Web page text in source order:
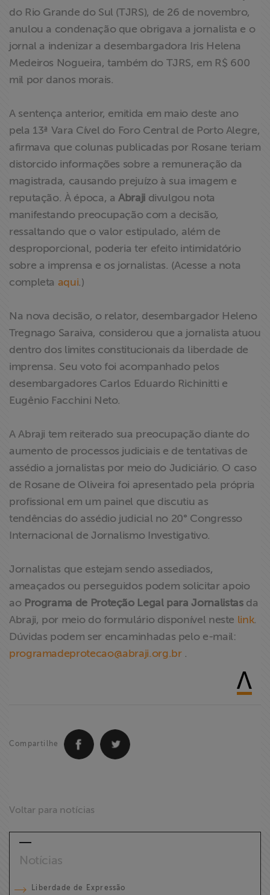
Doe para
>> Conteúdo
exclusivo para
Assine a nossa
newsletter
Fale Conosco
do Rio Grande do Sul (TJRS), de 26 de novembro,
anulou a condenação que obrigava a jornalista e o
jornal a indenizar a desembargadora Iris Helena
Medeiros Nogueira, também do TJRS, em R$ 600
mil por danos morais.
A sentença anterior, emitida em maio deste ano
pela 13ª Vara Cível do Foro Central de Porto Alegre,
afirmava que colunas publicadas por Rosane teriam
distorcido informações sobre a remuneração da
magistrada, causando prejuízo à sua imagem e
reputação. À época, aAbraji divulgou nota
manifestando preocupação com a decisão,
ressaltando que o valor estipulado, além de
desproporcional, poderia ter efeito intimidatório
sobre a imprensa e os jornalistas. (Acesse a nota
completa aqui.)
Na nova decisão, o relator, desembargador Heleno
Tregnago Saraiva, considerou que a jornalista atuou
dentro dos limites constitucionais da liberdade de
imprensa. Seu voto foi acompanhado pelos
desembargadores Carlos Eduardo Richinitti e
Eugênio Facchini Neto.
A Abraji tem reiterado sua preocupação diante do
aumento de processos judiciais e de tentativas de
assédio a jornalistas por meio do Judiciário. O caso
de Rosane de Oliveira foi apresentado pela própria
profissional em um painel que discutiu as
tendências do assédio judicial no 20° Congresso
Internacional de Jornalismo Investigativo.
Jornalistas que estejam sendo assediados,
ameaçados ou perseguidos podem solicitar apoio
ao Programa de Proteção Legal para Jornalistasda
Abraji, por meio do formulário disponível neste link.
Dúvidas podem ser encaminhadas pelo e-mail:
programadeprotecao@abraji.org.br.
Compartilhe
Voltar para notícias
Notícias
Liberdade de Expressão